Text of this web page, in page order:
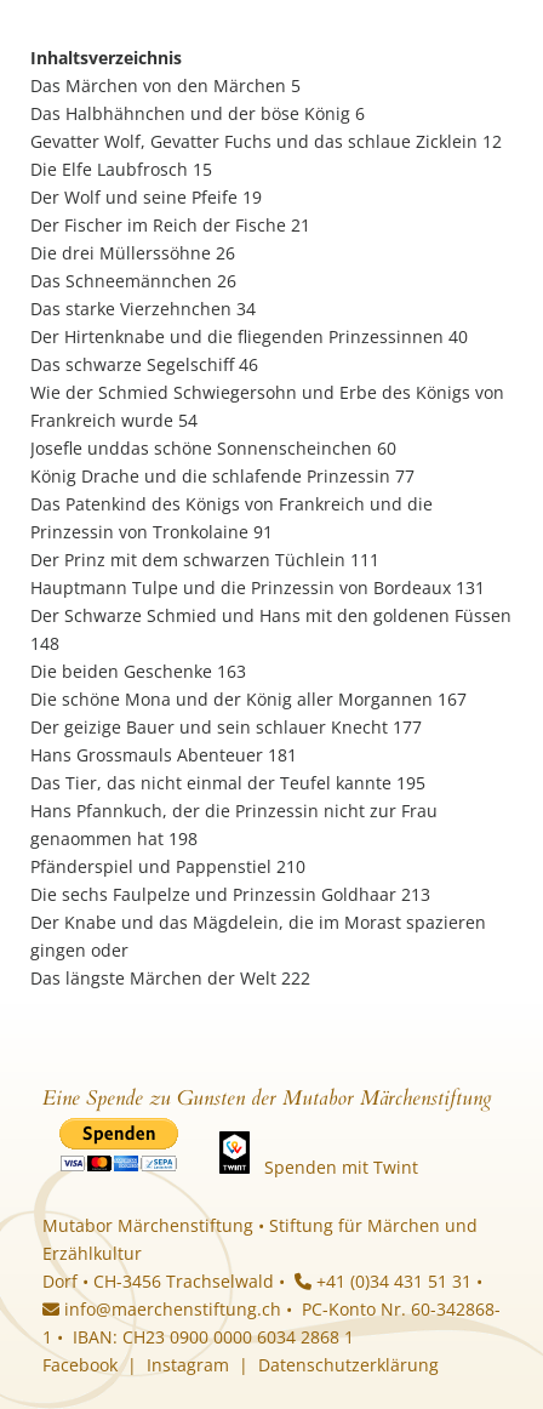
Inhaltsverzeichnis
Das Märchen von den Märchen 5
Das Halbhähnchen und der böse König 6
Gevatter Wolf, Gevatter Fuchs und das schlaue Zicklein 12
Die Elfe Laubfrosch 15
Der Wolf und seine Pfeife 19
Der Fischer im Reich der Fische 21
Die drei Müllerssöhne 26
Das Schneemännchen 26
Das starke Vierzehnchen 34
Der Hirtenknabe und die fliegenden Prinzessinnen 40
Das schwarze Segelschiff 46
Wie der Schmied Schwiegersohn und Erbe des Königs von
Frankreich wurde 54
Josefle unddas schöne Sonnenscheinchen 60
König Drache und die schlafende Prinzessin 77
Das Patenkind des Königs von Frankreich und die
Prinzessin von Tronkolaine 91
Der Prinz mit dem schwarzen Tüchlein 111
Hauptmann Tulpe und die Prinzessin von Bordeaux 131
Der Schwarze Schmied und Hans mit den goldenen Füssen
148
Die beiden Geschenke 163
Die schöne Mona und der König aller Morgannen 167
Der geizige Bauer und sein schlauer Knecht 177
Hans Grossmauls Abenteuer 181
Das Tier, das nicht einmal der Teufel kannte 195
Hans Pfannkuch, der die Prinzessin nicht zur Frau
genaommen hat 198
Pfänderspiel und Pappenstiel 210
Die sechs Faulpelze und Prinzessin Goldhaar 213
Der Knabe und das Mägdelein, die im Morast spazieren
gingen oder
Das längste Märchen der Welt 222
Eine Spende zu Gunsten der Mutabor Märchenstiftung
Spenden mit Twint
Mutabor Märchenstiftung • Stiftung für Märchen und
Erzählkultur
Dorf • CH-3456 Trachselwald •
+41 (0)34 431 51 31 •
info@maerchenstiftung.ch • PC-Konto Nr. 60-342868-
1 • IBAN: CH23 0900 0000 6034 2868 1
Facebook| Instagram | Datenschutzerklärung